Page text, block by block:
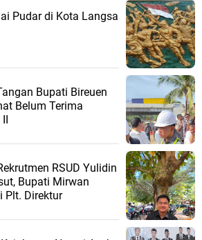
Pudar di Kota Langsa
Bupati Bireuen
Belum Terima
RSUD Yulidin
Bupati Mirwan
Plt. Direktur